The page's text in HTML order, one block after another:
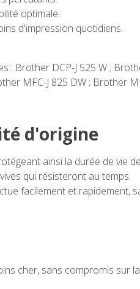
optimale.
d'impression quotidiens.
Brother DCP-J 525 W ;
MFC-J 825 DW ; Brother
d'origine
ainsi la durée de vie
qui résisteront au temps.
facilement et rapidement,
cher, sans compromis sur